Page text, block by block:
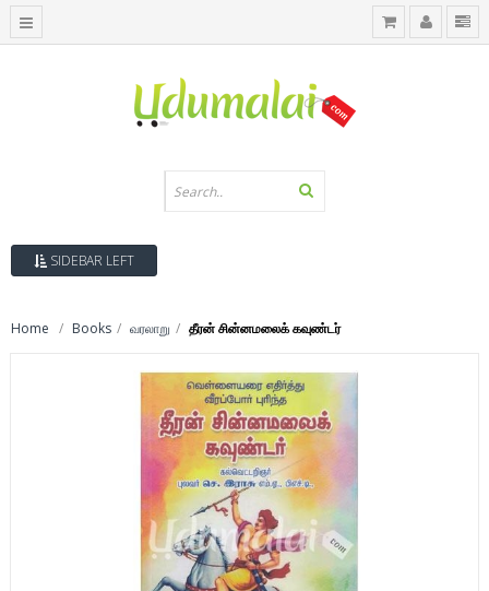
SIDEBAR LEFT
Home Books வரலாறு தீரன் சின்னமலைக் கவுண்டர்